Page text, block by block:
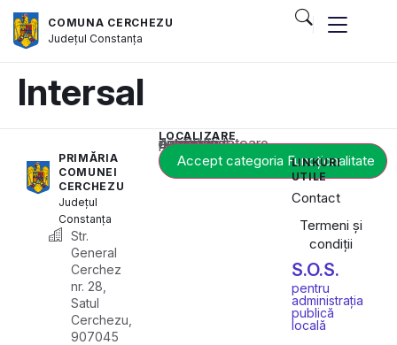
COMUNA CERCHEZU
JudețulConstanța
Intersal
PRIMĂRIA
COMUNEI
CERCHEZU
Județul
Constanța
Str.
General
Cerchez
nr. 28,
Satul
Cerchezu,
907045
LOCALIZARE
Acest conținut este blocat până când acceptați categoria corespunzătoare de cookie-uri.
Accept categoria Funcționalitate
LINKURI
UTILE
Contact
Termeni și
condiții
S.O.S.
pentru
administrația
publică
locală